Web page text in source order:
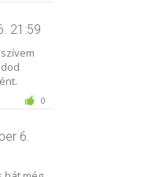
21:59
0
6.